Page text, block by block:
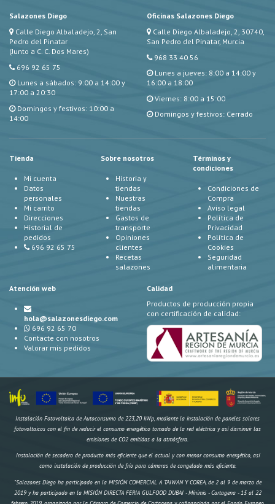
Salazones Diego
Calle Diego Albaladejo, 2, San
Pedro del Pinatar
(Junto a C. C. Dos Mares)
696 92 65 75
Lunes a sábados: 9:00 a 14:00 y
17:00 a 20:30
Domingos y festivos: 10:00 a
14:00
Oficinas Salazones Diego
Calle Diego Albaladejo, 2, 30740,
San Pedro del Pinatar, Murcia
968 33 40 56
Lunes a jueves: 8:00 a 14:00 y
16:00 a 18:00
Viernes: 8:00 a 15:00
Domingos y festivos: Cerrado
Tienda
Mi cuenta
Datos
personales
Mi carrito
Direcciones
Historial de
pedidos
696 92 65 75
Sobre nosotros
Historia y
tiendas
Nuestras
tiendas
Gastos de
transporte
Opiniones
clientes
Recetas
salazones
Términos y
condiciones
Condiciones de
Compra
Aviso legal
Política de
Privacidad
Política de
Cookies
Seguridad
alimentaria
Atención web
hola@salazonesdiego.com
696 92 65 70
Contacte con nosotros
Valorar mis pedidos
Calidad
Productos de producción propia
con certificación de calidad:
Instalación Fotovoltaica de Autoconsumo de 223,20 kWp, mediante la instalación de paneles solares
fotovoltaicos con el fin de reducir el consumo energético tomado de la red eléctrica y así disminuir las
emisiones de CO2 emitidas a la atmósfera.
Instalación de secadero de producto más eficiente que el actual y con menor consumo energético, así
como instalación de producción de frío para cámaras de congelado más eficiente.
"Salazones Diego ha participado en la MISIÓN COMERCIAL A TAIWAN Y COREA, de 2 al 9 de marzo de
2019 y ha participado en la MISIÓN DIRECTA FERIA GULFOOD DUBAI - Mínimis - Cartagena - 15 al 22